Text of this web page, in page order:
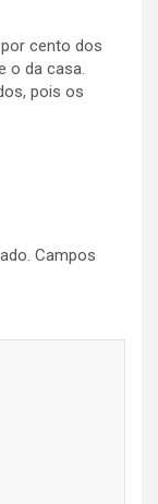
por cento dos
o da casa.
pois os
Campos